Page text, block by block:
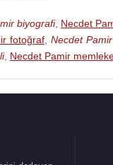
biyografi, Necdet
fotoğraf, Necdet
, Necdet Pamir